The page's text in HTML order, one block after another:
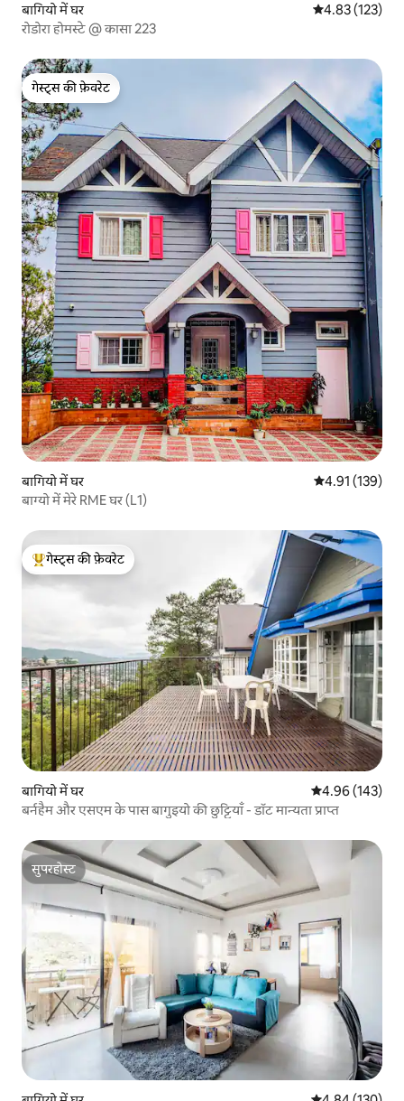
बागियो में घर औसत रेटिंग 5 में से
4.83 (123)
रोडोरा होमस्टे @ कासा 223
गेस्ट्स की फ़ेवरेट
गेस्ट्स की फ़ेवरेट
बागियो में घर औसत रेटिंग 5 में से
4.91 (139)
बाग्यो में मेरे RME घर (L1)
गेस्ट्स का टॉप फ़ेवरेट
गेस्ट्स की फ़ेवरेट
बागियो में घर औसत रेटिंग 5 में से
4.96 (143)
बर्नहैम और एसएम के पास बागुइयो की छुट्टियाँ - डॉट मान्यता प्राप्त
सुपरहोस्ट
सुपरहोस्ट